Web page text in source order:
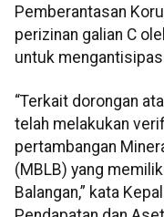
Pemberantasan
perizinan galian C
untuk
“Terkait dorongan
telah melakukan
pertambangan
(MBLB) yang
Balangan,” kata